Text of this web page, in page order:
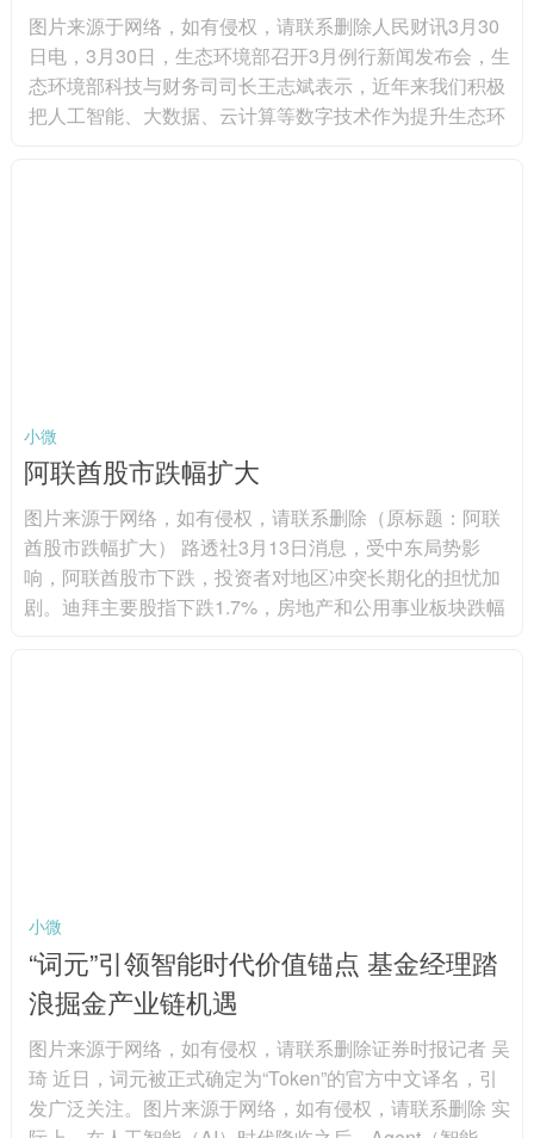
图片来源于网络，如有侵权，请联系删除人民财讯3月30
日电，3月30日，生态环境部召开3月例行新闻发布会，生
态环境部科技与财务司司长王志斌表示，近年来我们积极
把人工智能、大数据、云计算等数字技术作为提升生态环
小微
阿联酋股市跌幅扩大
图片来源于网络，如有侵权，请联系删除（原标题：阿联
酋股市跌幅扩大） 路透社3月13日消息，受中东局势影
响，阿联酋股市下跌，投资者对地区冲突长期化的担忧加
剧。迪拜主要股指下跌1.7%，房地产和公用事业板块跌幅
小微
“词元”引领智能时代价值锚点 基金经理踏
浪掘金产业链机遇
图片来源于网络，如有侵权，请联系删除证券时报记者 吴
琦 近日，词元被正式确定为“Token”的官方中文译名，引
发广泛关注。图片来源于网络，如有侵权，请联系删除 实